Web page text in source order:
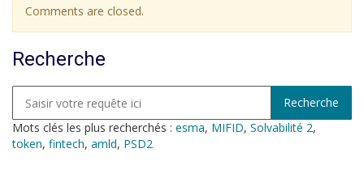
Comments are closed.
Recherche
Mots clés les plus recherchés : esma, MIFID, Solvabilité 2,
token, fintech, amld, PSD2